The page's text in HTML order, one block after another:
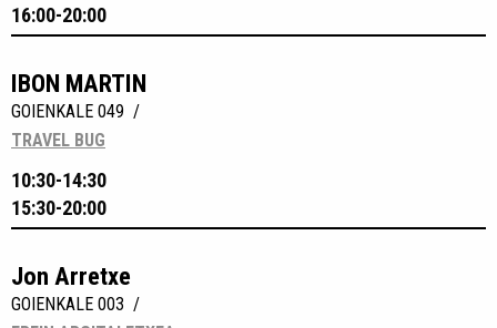
16:00-20:00
IBON MARTIN
GOIENKALE 049 /
TRAVEL BUG
10:30-14:30
15:30-20:00
Jon Arretxe
GOIENKALE 003 /